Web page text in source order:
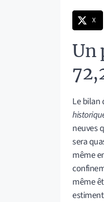
X
Un
Le bilan
neuves
sera
même
même